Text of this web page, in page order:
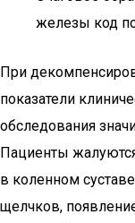
железы код
При
показатели
обследования
Пациенты
в коленном
щелчков,